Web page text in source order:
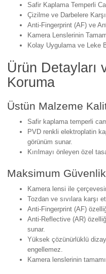
Safir Kaplama Temperli
Çizilme ve Darbelere
Anti-Fingerprint (AF) ve
Kamera Lenslerinin
Kolay Uygulama ve Leke
Ürün Detayları
Koruma
Üstün Malzeme
Safir kaplama temperli
PVD renkli elektroplatin
görünüm sunar.
Kırılmayı önleyen özel
Maksimum
Kamera lensi ile
Tozdan ve sıvılara karşı
Anti-Fingerprint (AF)
Anti-Reflective (AR)
sunar.
Yüksek çözünürlüklü
engellemez.
Kamera lenslerinin